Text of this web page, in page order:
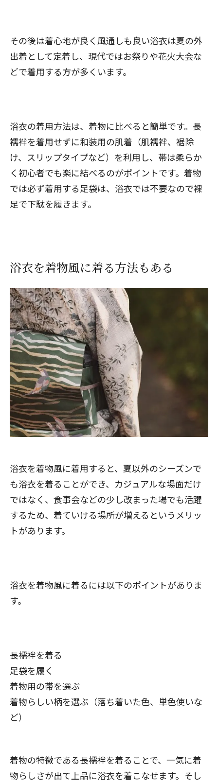
その後は着心地が良く風通しも良い浴衣は夏の外
出着として定着し、現代ではお祭りや花火大会な
どで着用する方が多くいます。
浴衣の着用方法は、着物に比べると簡単です。長
襦袢を着用せずに和装用の肌着（肌襦袢、裾除
け、スリップタイプなど）を利用し、帯は柔らか
く初心者でも楽に結べるのがポイントです。着物
では必ず着用する足袋は、浴衣では不要なので裸
足で下駄を履きます。
浴衣を着物風に着る方法もある
浴衣を着物風に着用すると、夏以外のシーズンで
も浴衣を着ることができ、カジュアルな場面だけ
ではなく、食事会などの少し改まった場でも活躍
するため、着ていける場所が増えるというメリッ
トがあります。
浴衣を着物風に着るには以下のポイントがありま
す。
長襦袢を着る
足袋を履く
着物用の帯を選ぶ
着物らしい柄を選ぶ（落ち着いた色、単色使いな
ど）
着物の特徴である長襦袢を着ることで、一気に着
物らしさが出て上品に浴衣を着こなせます。そし